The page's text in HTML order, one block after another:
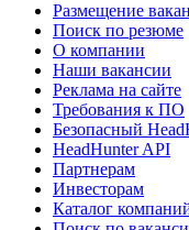
Размещение
Поиск по резюме
О компании
Наши вакансии
Реклама на сайте
Требования к ПО
Безопасный
HeadHunter API
Партнерам
Инвесторам
Каталог